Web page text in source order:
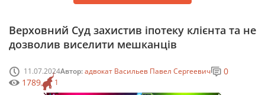
Верховний Суд захистив іпотеку клієнта та не
дозволив виселити мешканців
11.07.2024Автор:адвокат Васильев Павел Сергеевич
1
0
1789